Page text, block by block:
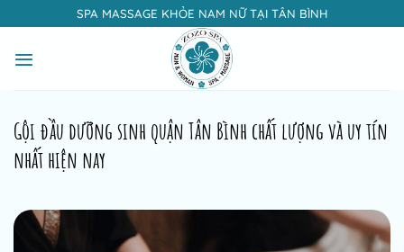
nội
SPA MASSAGE KHỎE NAM NỮ TẠI TÂN BÌNH
Gội đầu dưỡng sinh quận Tân Bình chất lượng và uy tín
nhất hiện nay